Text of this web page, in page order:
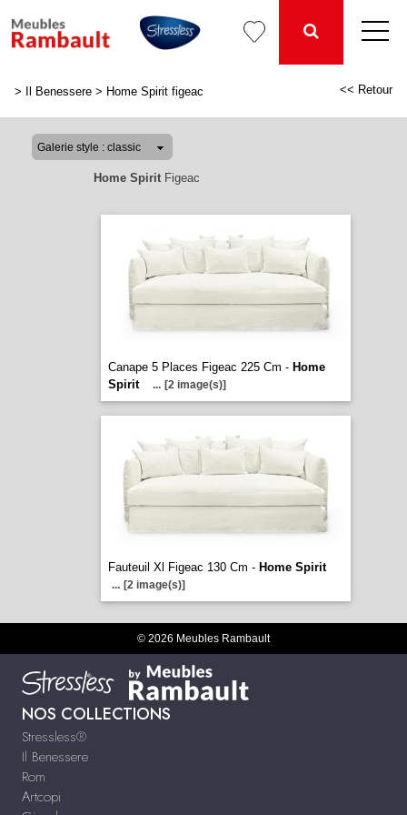
> Il Benessere > Home Spirit figeac << Retour
Home SpiritFigeac
Canape 5 Places Figeac 225 Cm - Home
Spirit
... [2 image(s)]
Fauteuil Xl Figeac 130 Cm - Home Spirit
... [2 image(s)]
© 2026 Meubles Rambault
NOS COLLECTIONS
Stressless®
Il Benessere
Rom
Artcopi